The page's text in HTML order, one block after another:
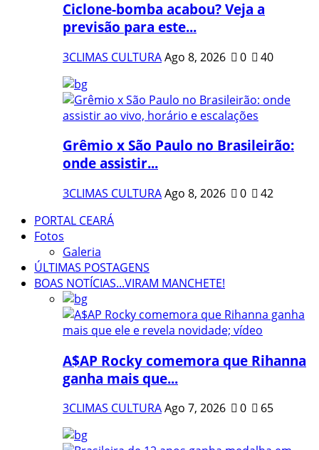
Ciclone-bomba acabou? Veja a
previsão para este...
3CLIMAS CULTURAAgo 8, 2026 0 40
Grêmio x São Paulo no Brasileirão:
onde assistir...
3CLIMAS CULTURAAgo 8, 2026 0
42
PORTAL CEARÁ
Fotos
Galeria
ÚLTIMAS POSTAGENS
BOAS NOTÍCIAS...VIRAM MANCHETE!
A$AP Rocky comemora que Rihanna
ganha mais que...
3CLIMAS CULTURAAgo 7, 2026 0 65